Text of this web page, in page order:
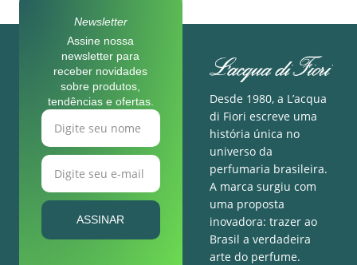
Newsletter
Assine nossa
newsletter para
receber novidades
sobre produtos,
tendências e ofertas.
ASSINAR
Desde 1980, a L’acqua
di Fiori escreve uma
história única no
universo da
perfumaria brasileira.
A marca surgiu com
uma proposta
inovadora: trazer ao
Brasil a verdadeira
arte do perfume.